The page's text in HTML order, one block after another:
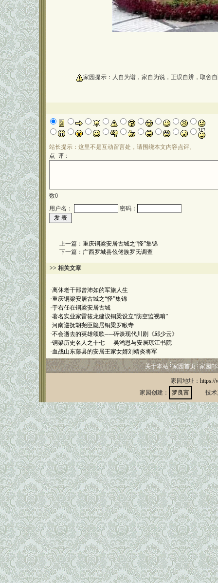
家园提示：人自为谱，家自为说，正误自辨，取舍
站长提示：这里不是互动留言处，请围绕本文内容点评。
点 评：
数0
用户名：
密码：
上一篇： 重庆铜梁安居古城之“怪”集锦
下一篇： 广西罗城县仫佬族罗氏调查
>> 相关文章
·离休老干部曾沛如的军旅人生
·重庆铜梁安居古城之“怪”集锦
·于右任在铜梁安居古城
·著名实业家雷筱龙建议铜梁设立“防空监视哨”
·河南巡抚胡尧臣隐居铜梁罗睺寺
·不会逝去的英雄颂歌──碎谈现代川剧《邱少云》
·铜梁历史名人之十七──吴鸿恩与安居琼江书院
·血战山东藤县的安居王家女婿刘靖炎将军
关于本站 家园首页 家园
家园地址： https://
家园创建：
罗良富 技术